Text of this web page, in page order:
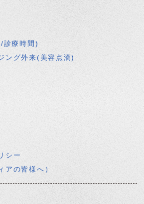
診療時間)
ング外来(美容点滴)
シー
アの皆様へ）